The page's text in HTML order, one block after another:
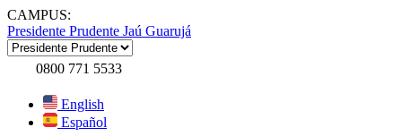
CAMPUS:
Presidente Prudente Jaú Guarujá
0800 771 5533
English
Español